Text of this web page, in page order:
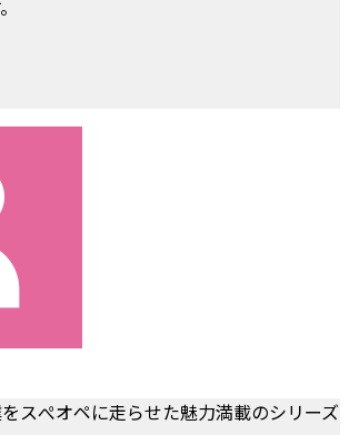
スぺオペに走らせた魅力満載のシリーズ